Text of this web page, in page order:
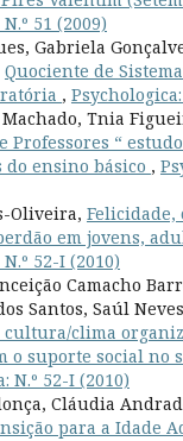
51 (2009)
Gabriela
Quociente de
,
Machado, Tnia
Professores “
ensino básico ,
Oliveira, Felicidade,
em jovens,
52-I (2010)
Camacho
Santos, Saúl
clima
o suporte social no
N.º 52-I (2010)
Cláudia
para a Idade